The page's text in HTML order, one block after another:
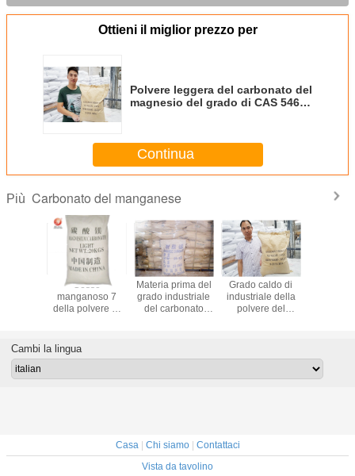
Ottieni il miglior prezzo per
Polvere leggera del carbonato del
magnesio del grado di CAS 546-
Continua
Più Carbonato del manganese
Gesso
manganoso 7
della polvere di
del grado di
industria -
Materia prima del
grado industriale
del carbonato
Grado caldo di
industriale della
polvere del
No.598-62-9
della
pura di
Cambi la lingua
Casa| Chi siamo| Contattaci
Vista da tavolino